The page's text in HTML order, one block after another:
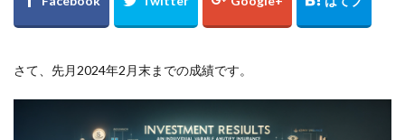
さて、先月2024年2月末までの成績です。